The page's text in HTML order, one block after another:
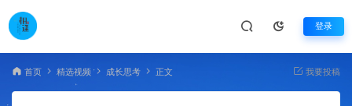
登录
首页 精选视频 成长思考 正文 我要投稿